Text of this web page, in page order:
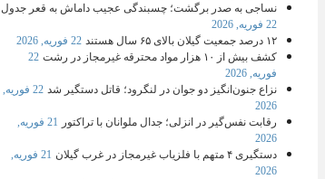
نساجی به صدر برگشت؛ چسبندگی عجیب داماش به قعر جدول
22 فوریه, 2026
۱۲ درصد جمعیت گیلان بالای ۶۵ سال هستند
22 فوریه, 2026
کشف بیش از ۱۰ هزار مواد محترقه غیرمجاز در رشت
22
فوریه, 2026
نزاع جنون‌انگیز دو جوان در لنگرود؛ قاتل دستگیر شد
22 فوریه,
2026
رقابت نفس‌گیر در انزلی؛ جدال ملوانان با تراکتور
21 فوریه,
2026
دستگیری ۴ متهم با فلزیاب غیرمجاز در غرب گیلان
21 فوریه,
2026